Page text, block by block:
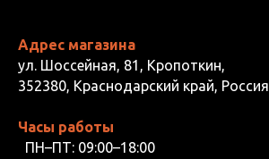
Адрес магазина
ул. Шоссейная, 81, Кропоткин,
352380, Краснодарский край, Россия
Часы работы
ПН–ПТ: 09:00–18:00